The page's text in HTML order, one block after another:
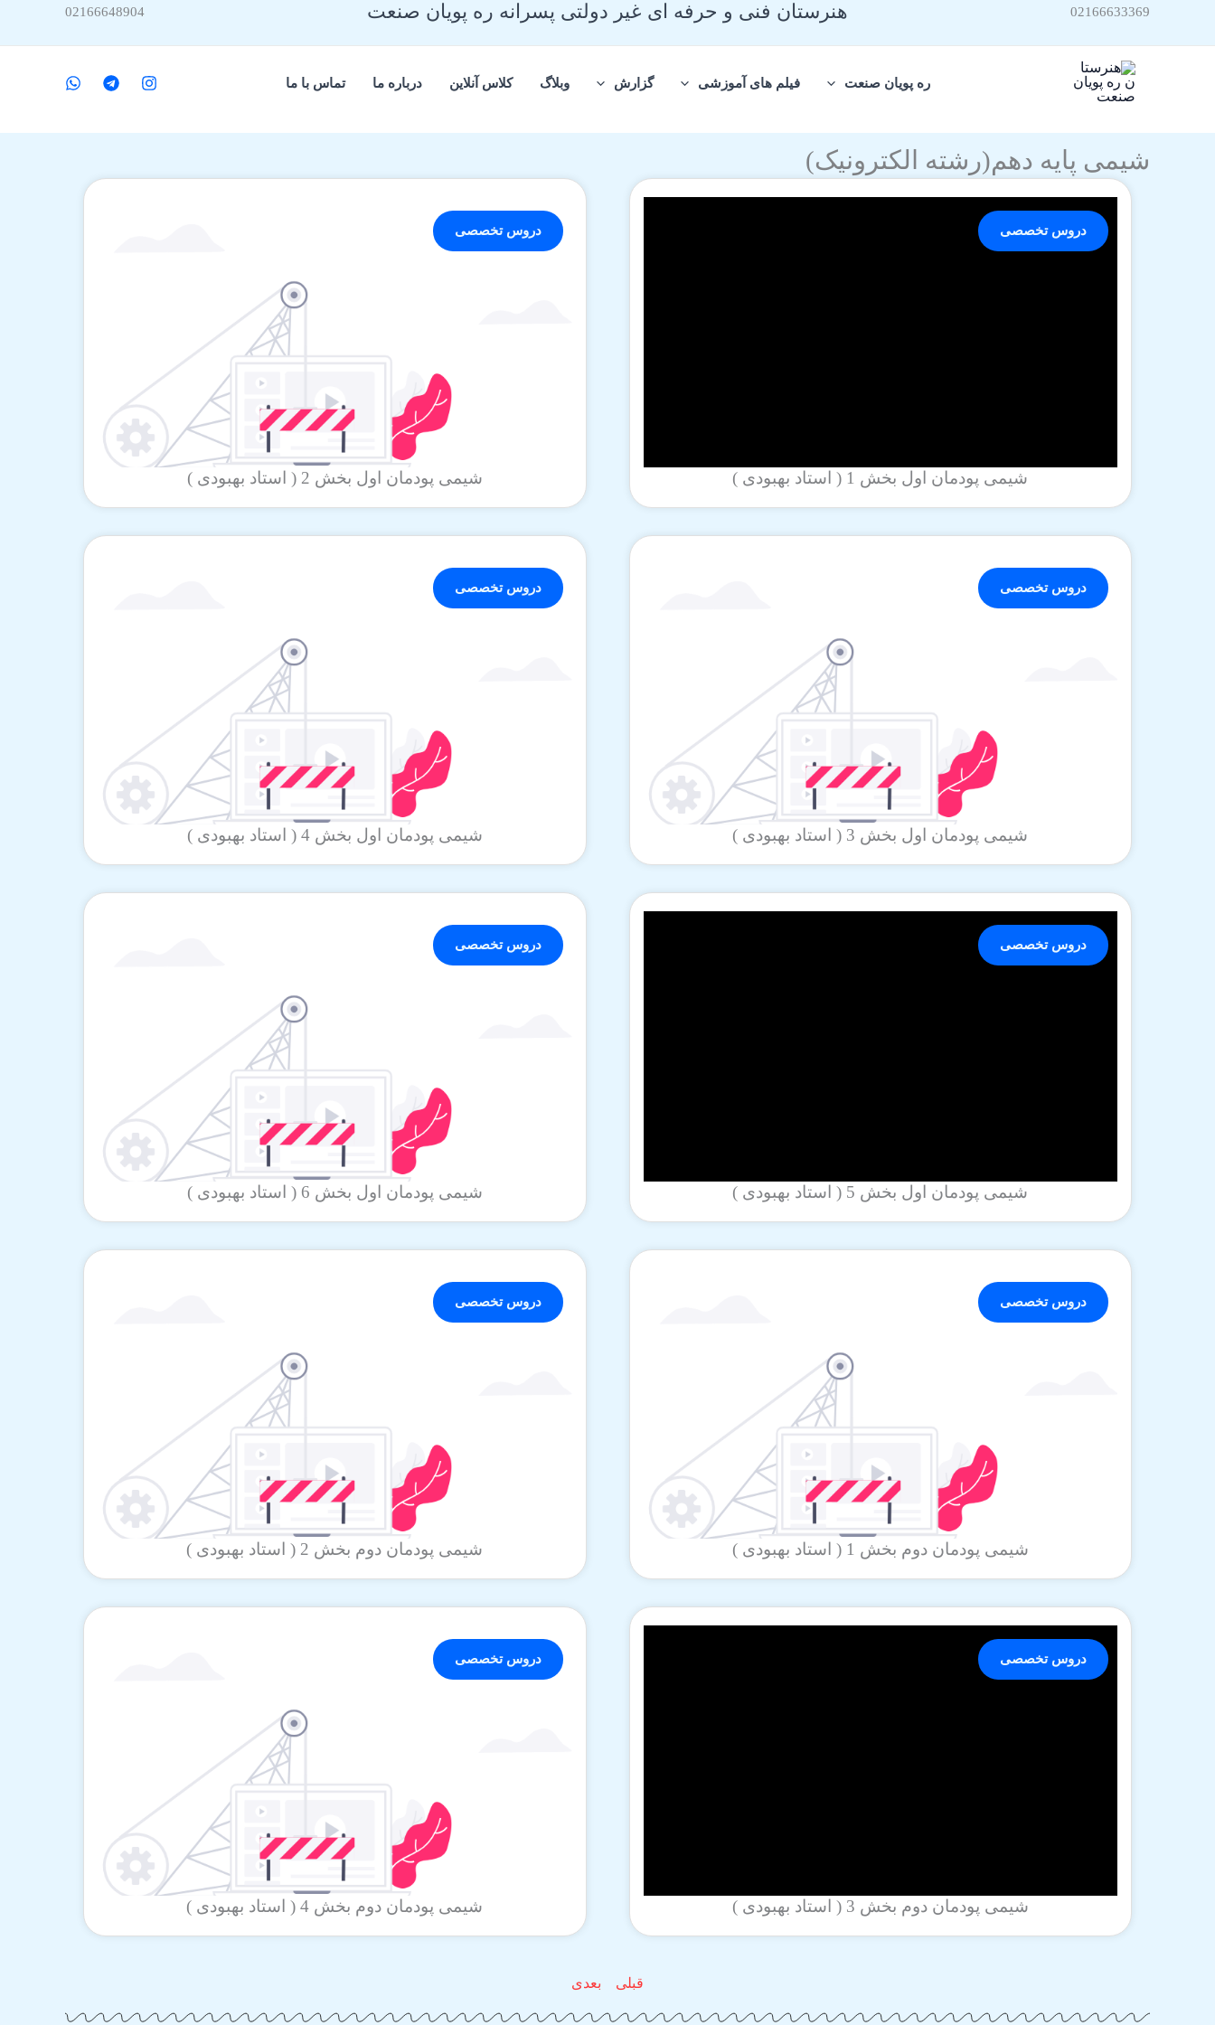
02166633369 هنرستان فنی و حرفه ای غیر دولتی پسرانه ره پویان صنعت 02166648904
ره پویان صنعت فیلم های آموزشی گزارش وبلاگ کلاس آنلاین درباره ما تماس با ما
شیمی پایه دهم(رشته الکترونیک)
شیمی پودمان اول بخش 1 ( استاد بهبودی )
دروس تخصصی
شیمی پودمان اول بخش 2 ( استاد بهبودی )
دروس تخصصی
شیمی پودمان اول بخش 3 ( استاد بهبودی )
دروس تخصصی
شیمی پودمان اول بخش 4 ( استاد بهبودی )
دروس تخصصی
شیمی پودمان اول بخش 5 ( استاد بهبودی )
دروس تخصصی
شیمی پودمان اول بخش 6 ( استاد بهبودی )
دروس تخصصی
شیمی پودمان دوم بخش 1 ( استاد بهبودی )
دروس تخصصی
شیمی پودمان دوم بخش 2 ( استاد بهبودی )
دروس تخصصی
شیمی پودمان دوم بخش 3 ( استاد بهبودی )
دروس تخصصی
شیمی پودمان دوم بخش 4 ( استاد بهبودی )
دروس تخصصی
قبلی بعدی